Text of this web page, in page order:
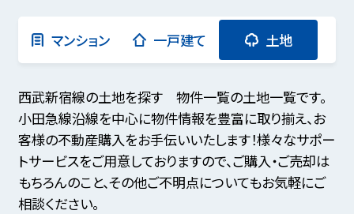
マンション 一戸建て 土地
西武新宿線の土地を探す 物件一覧の土地一覧です。
小田急線沿線を中心に物件情報を豊富に取り揃え、お
客様の不動産購入をお手伝いいたします！様々なサポー
トサービスをご用意しておりますので、ご購入・ご売却は
もちろんのこと、その他ご不明点についてもお気軽にご
相談ください。